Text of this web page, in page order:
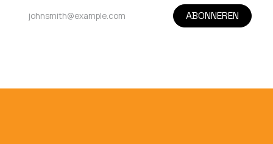
ABONNEREN